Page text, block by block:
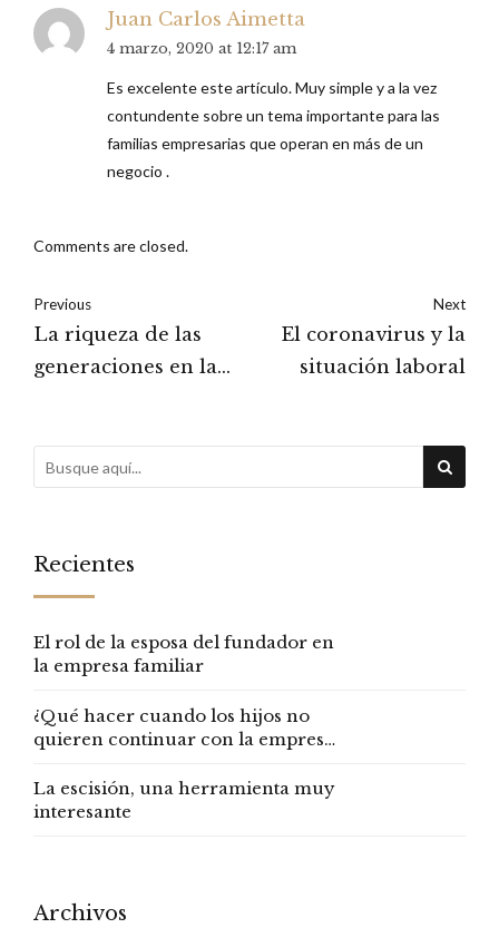
Juan Carlos Aimetta
4 marzo, 2020 at 12:17 am
Es excelente este artículo. Muy simple y a la vez
contundente sobre un tema importante para las
familias empresarias que operan en más de un
negocio .
Comments are closed.
Previous
La riqueza de las
generaciones en la
Next
El coronavirus y la
situación laboral
Recientes
El rol de la esposa del fundador en
la empresa familiar
¿Qué hacer cuando los hijos no
quieren continuar con la empresa
La escisión, una herramienta muy
interesante
Archivos